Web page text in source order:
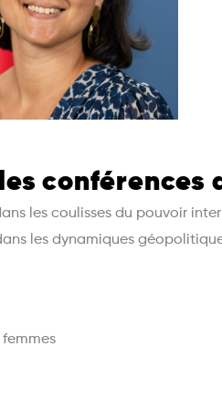
conférences
les coulisses du pouvoir
les dynamiques